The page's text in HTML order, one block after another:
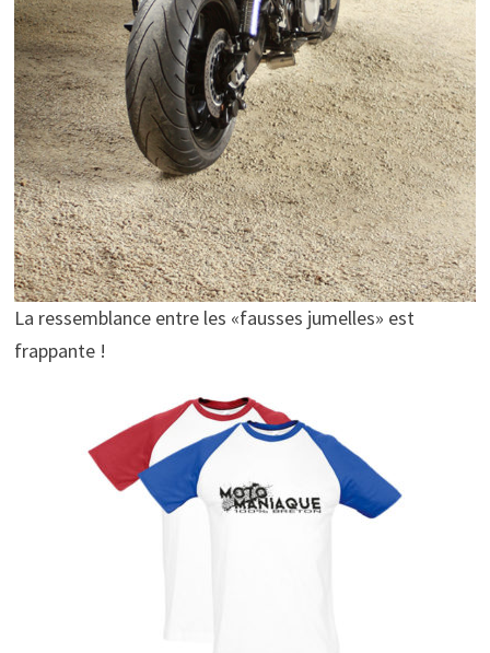
La ressemblance entre les «fausses jumelles» est
frappante !